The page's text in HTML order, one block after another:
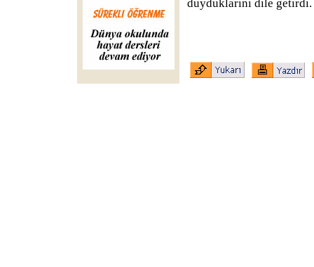
duyduklarını dile getirdi.